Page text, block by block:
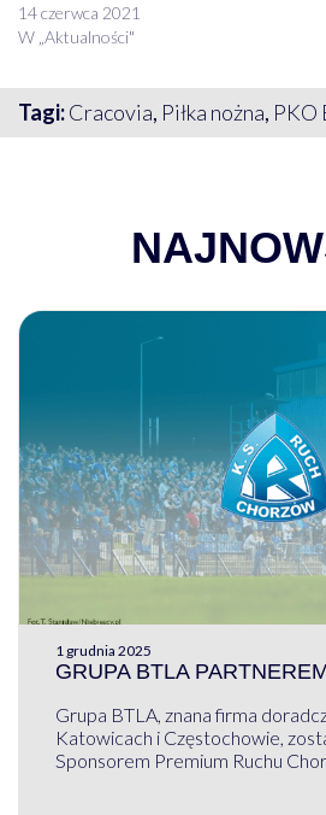
14 czerwca 2021
W „Aktualności"
Tagi:Cracovia, Piłka nożna, PKO
1 grudnia 2025
GRUPA BTLA
Grupa BTLA, znana firma
Katowicach i Częstochowie,
Sponsorem Premium Ruchu